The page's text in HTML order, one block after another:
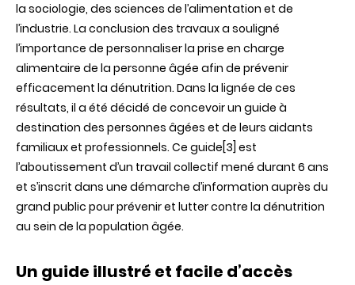
la sociologie, des sciences de l’alimentation et de
l’industrie. La conclusion des travaux a souligné
l’importance de personnaliser la prise en charge
alimentaire de la personne âgée afin de prévenir
efficacement la dénutrition. Dans la lignée de ces
résultats, il a été décidé de concevoir un guide à
destination des personnes âgées et de leurs aidants
familiaux et professionnels. Ce guide[3] est
l’aboutissement d’un travail collectif mené durant 6 ans
et s’inscrit dans une démarche d’information auprès du
grand public pour prévenir et lutter contre la dénutrition
au sein de la population âgée.
Un guide illustré et facile d’accès